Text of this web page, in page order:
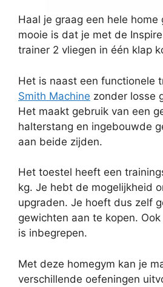
Haal je graag een hele home
mooie is dat je met de
trainer 2 vliegen in één klap
Het is naast een functionele
Smith Machine zonder losse
Het maakt gebruik van een
halterstang en ingebouwde
aan beide zijden.
Het toestel heeft een
kg. Je hebt de mogelijkheid
upgraden. Je hoeft dus zelf
gewichten aan te kopen.
is inbegrepen.
Met deze homegym kan je
verschillende oefeningen